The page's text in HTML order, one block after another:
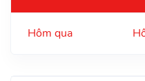
Hôm qua